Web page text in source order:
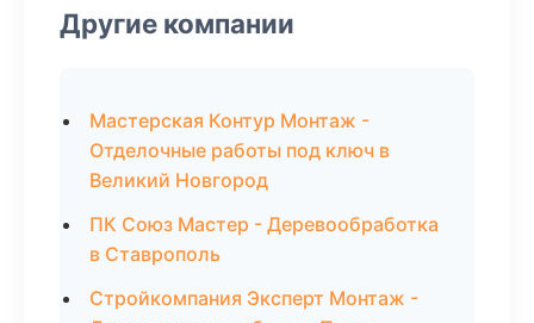
Другие компании
Мастерская Контур Монтаж -
Отделочные работы под ключ в
Великий Новгород
ПК Союз Мастер - Деревообработка
в Ставрополь
Стройкомпания Эксперт Монтаж -